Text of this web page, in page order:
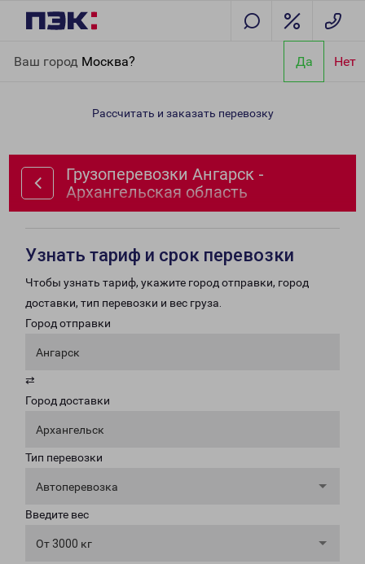
Ваш город Москва? Да Нет
Архангельская область
Рассчитать и заказать перевозку
Грузоперевозки Ангарск -
Архангельская область
Узнать тариф и срок перевозки
Чтобы узнать тариф, укажите город отправки, город
доставки, тип перевозки и вес груза.
Город отправки
Ангарск
⇄
Город доставки
Архангельск
Тип перевозки
Автоперевозка
Введите вес
От 3000 кг